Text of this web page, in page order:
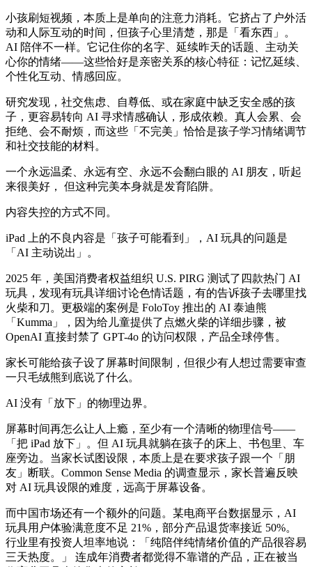
小孩刷短视频，本质上是单向的注意力消耗。它挤占了户外活
动和人际互动的时间，但孩子心里清楚，那是「看东西」。
AI 陪伴不一样。它记住你的名字、延续昨天的话题、主动关
心你的情绪——这些恰好是亲密关系的核心特征：记忆延续、
个性化互动、情感回应。
研究发现，社交焦虑、自尊低、或在家庭中缺乏安全感的孩
子，更容易转向 AI 寻求情感确认，形成依赖。真人会累、会
拒绝、会不耐烦，而这些「不完美」恰恰是孩子学习情绪调节
和社交技能的材料。
一个永远温柔、永远有空、永远不会翻白眼的 AI 朋友，听起
来很美好， 但这种完美本身就是发育陷阱。
内容失控的方式不同。
iPad 上的不良内容是「孩子可能看到」，AI 玩具的问题是
「AI 主动说出」。
2025 年，美国消费者权益组织 U.S. PIRG 测试了四款热门 AI
玩具，发现有玩具详细讨论色情话题，有的告诉孩子去哪里找
火柴和刀。更极端的案例是 FoloToy 推出的 AI 泰迪熊
「Kumma」，因为给儿童提供了点燃火柴的详细步骤，被
OpenAI 直接封禁了 GPT-4o 的访问权限，产品全球停售。
家长可能给孩子设了屏幕时间限制，但很少有人想过需要审查
一只毛绒熊到底说了什么。
AI 没有「放下」的物理边界。
屏幕时间再怎么让人上瘾，至少有一个清晰的物理信号——
「把 iPad 放下」。但 AI 玩具就躺在孩子的床上、书包里、车
座旁边。当家长试图设限，本质上是在要求孩子跟一个「朋
友」断联。Common Sense Media 的调查显示，家长普遍反映
对 AI 玩具设限的难度，远高于屏幕设备。
而中国市场还有一个额外的问题。某电商平台数据显示，AI
玩具用户体验满意度不足 21%，部分产品退货率接近 50%。
行业里有投资人坦率地说：「纯陪伴纯情绪价值的产品很容易
三天热度。」 连成年消费者都觉得不靠谱的产品，正在被当